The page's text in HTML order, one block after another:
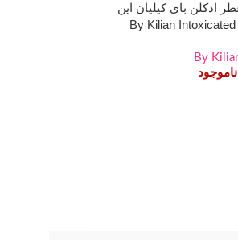
ادکلن بای کیلیان این
By
ناموجود